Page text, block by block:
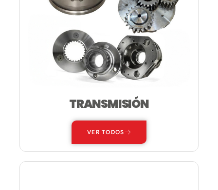
TRANSMISIÓN
VER TODOS